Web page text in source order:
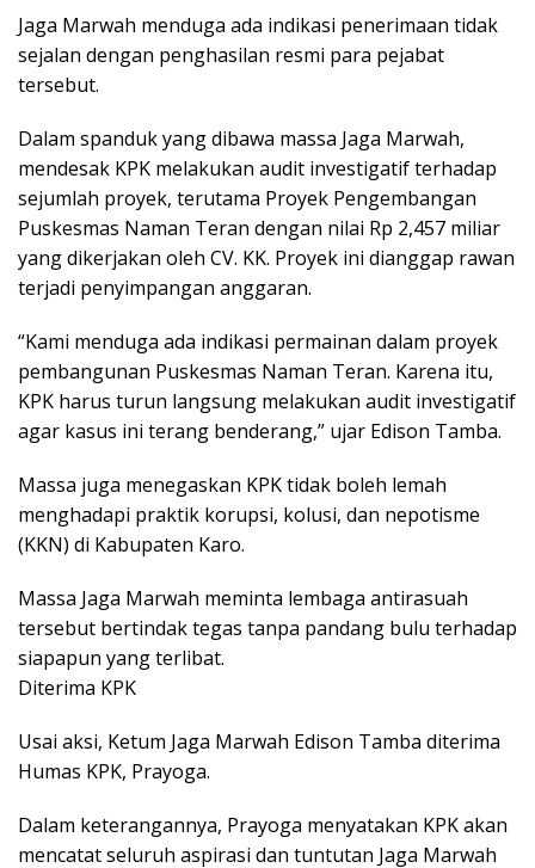
Jaga Marwah menduga ada indikasi penerimaan tidak
sejalan dengan penghasilan resmi para pejabat
tersebut.
Dalam spanduk yang dibawa massa Jaga Marwah,
mendesak KPK melakukan audit investigatif terhadap
sejumlah proyek, terutama Proyek Pengembangan
Puskesmas Naman Teran dengan nilai Rp 2,457 miliar
yang dikerjakan oleh CV. KK. Proyek ini dianggap rawan
terjadi penyimpangan anggaran.
“Kami menduga ada indikasi permainan dalam proyek
pembangunan Puskesmas Naman Teran. Karena itu,
KPK harus turun langsung melakukan audit investigatif
agar kasus ini terang benderang,” ujar Edison Tamba.
Massa juga menegaskan KPK tidak boleh lemah
menghadapi praktik korupsi, kolusi, dan nepotisme
(KKN) di Kabupaten Karo.
Massa Jaga Marwah meminta lembaga antirasuah
tersebut bertindak tegas tanpa pandang bulu terhadap
siapapun yang terlibat.
Diterima KPK
Usai aksi, Ketum Jaga Marwah Edison Tamba diterima
Humas KPK, Prayoga.
Dalam keterangannya, Prayoga menyatakan KPK akan
mencatat seluruh aspirasi dan tuntutan Jaga Marwah